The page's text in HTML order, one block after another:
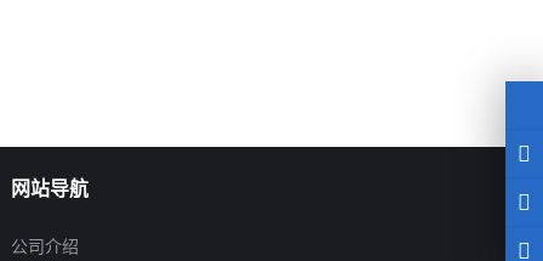
网站导航
公司介绍